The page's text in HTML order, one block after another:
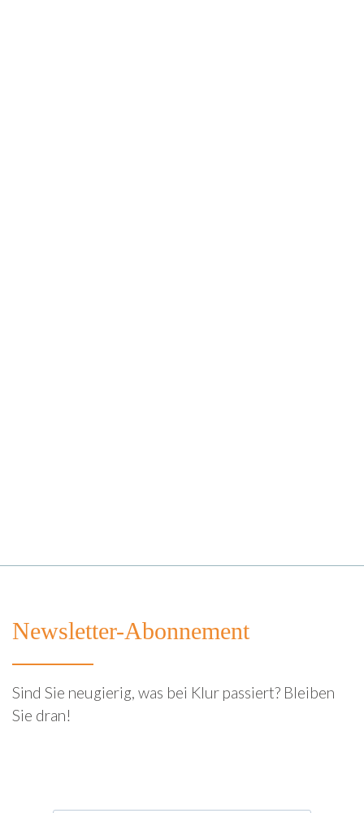
Newsletter-Abonnement
Sind Sie neugierig, was bei Klur passiert? Bleiben
Sie dran!